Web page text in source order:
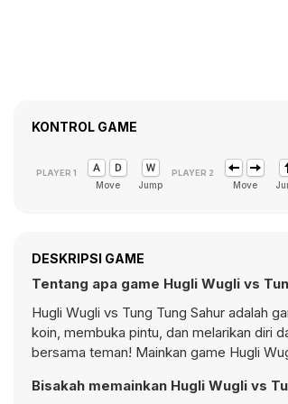
KONTROL GAME
Move Jump Move
DESKRIPSI GAME
Tentang apa game Hugli Wugli vs
Hugli Wugli vs Tung Tung Sahur adalah
koin, membuka pintu, dan melarikan diri
bersama teman! Mainkan game Hugli
Bisakah memainkan Hugli Wugli vs